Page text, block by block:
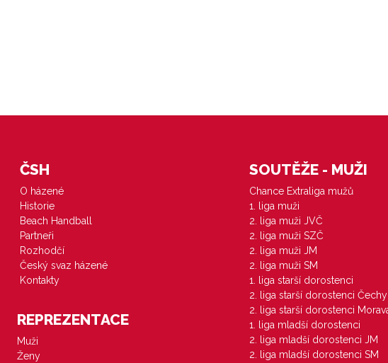
ČSH
O házené
Historie
Beach Handball
Partneři
Rozhodčí
Český svaz házené
Kontakty
REPREZENTACE
Muži
Ženy
SOUTĚŽE - MUŽI
Chance Extraliga mužů
1. liga muži
2. liga muži JVČ
2. liga muži SZČ
2. liga muži JM
2. liga muži SM
1. liga starší dorostenci
2. liga starší dorostenci Čechy
2. liga starší dorostenci
1. liga mladší dorostenci
2. liga mladší dorostenci JM
2. liga mladší dorostenci SM